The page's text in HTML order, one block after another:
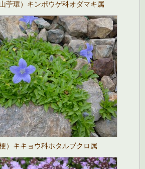
苧環）キンポウゲ科オダマキ属
）キキョウ科ホタルブクロ属